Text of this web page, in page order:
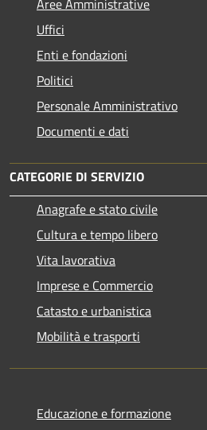
Uffici
Enti e fondazioni
Politici
Personale Amministrativo
Documenti e dati
CATEGORIE DI SERVIZIO
Anagrafe e stato civile
Cultura e tempo libero
Vita lavorativa
Imprese e Commercio
Catasto e urbanistica
Mobilità e trasporti
Educazione e formazione